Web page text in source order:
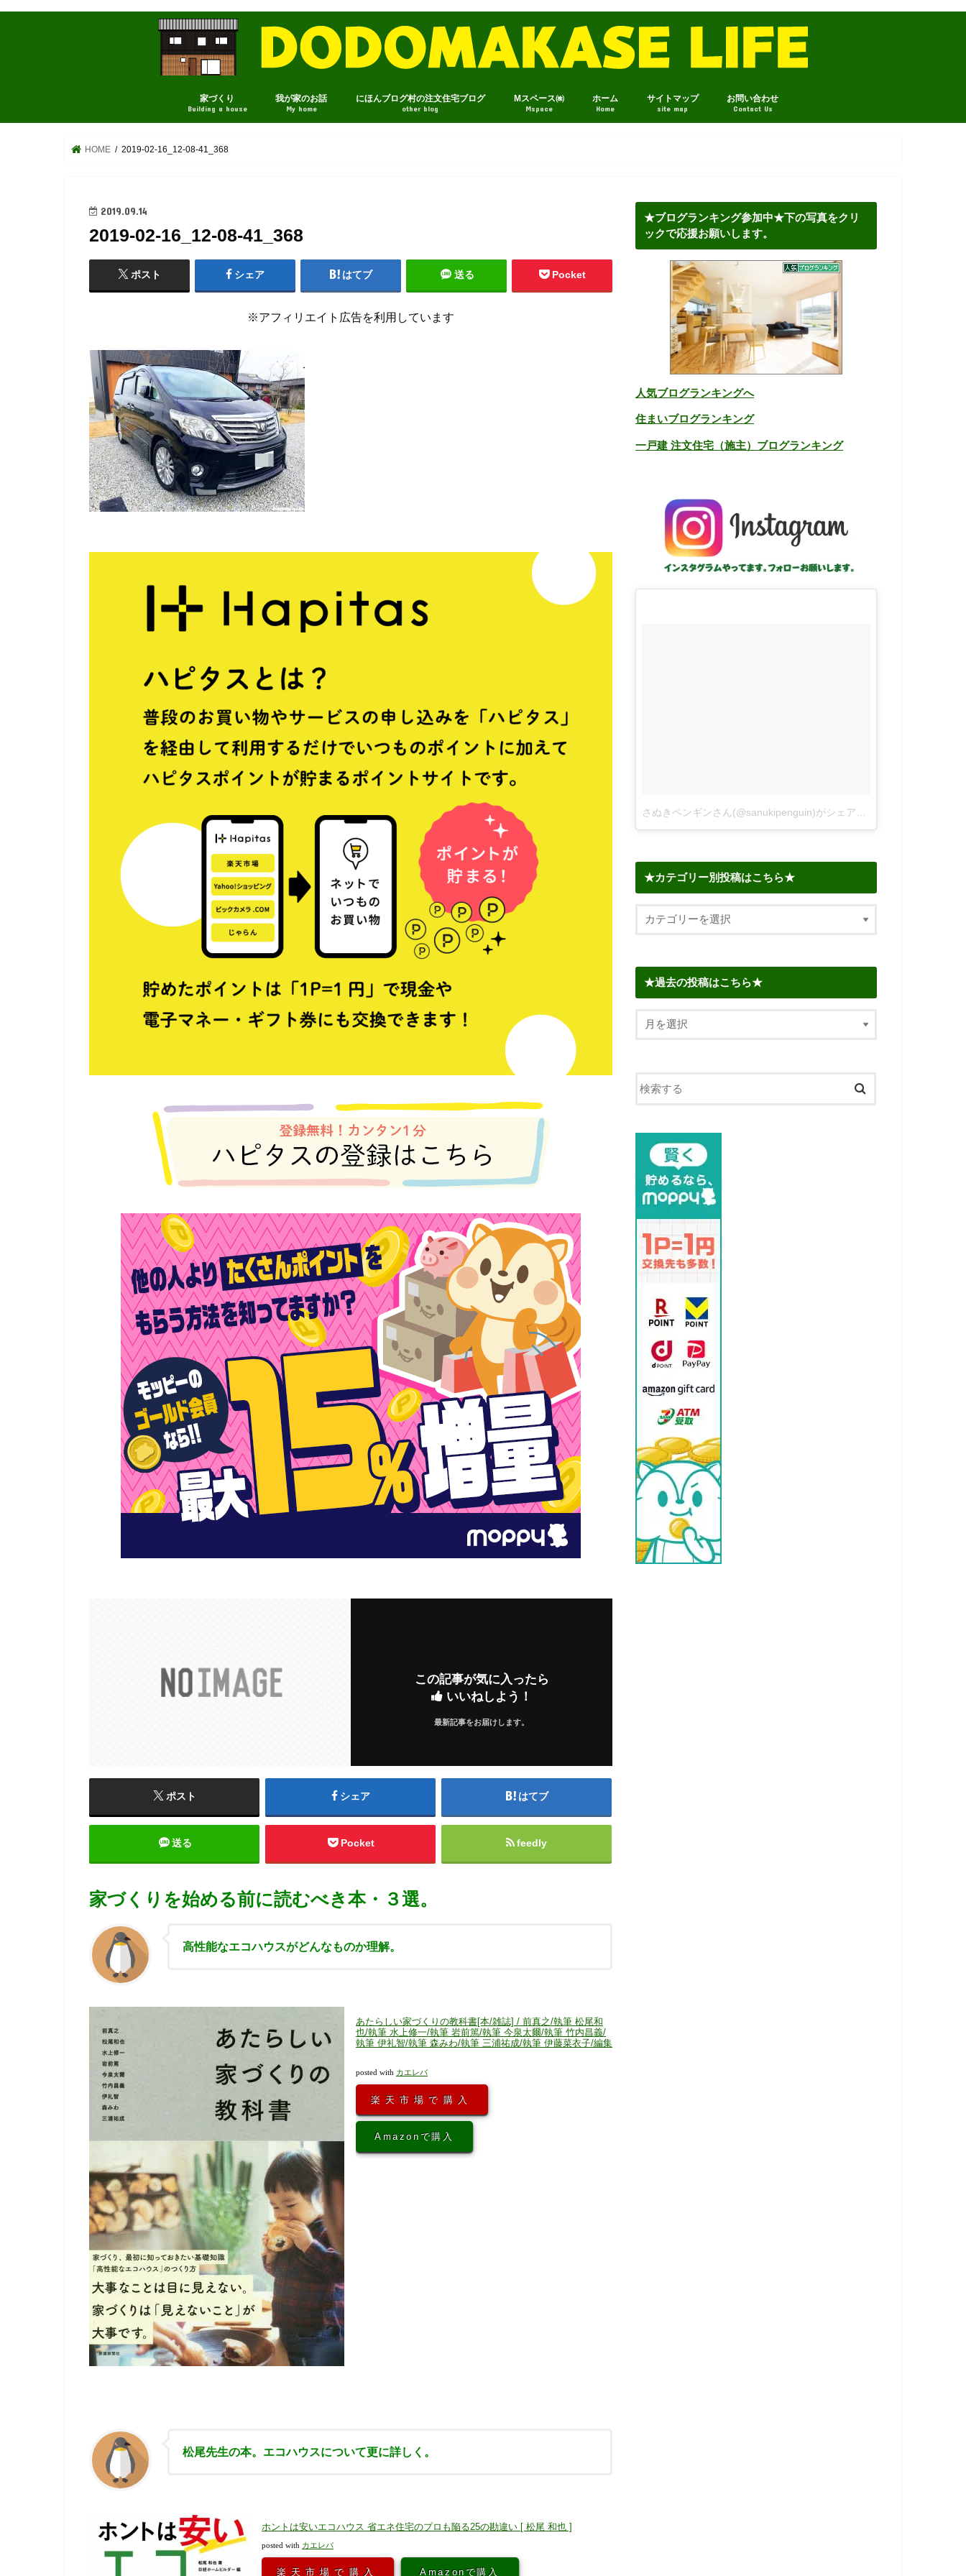
家づくり
Building a house
我が家のお話
My home
にほんブログ村の注文住宅ブログ
other blog
Mスペース㈱
Mspace
ホーム
Home
サイトマップ
site map
お問い合わせ
Contact Us
HOME 2019-02-16_12-08-41_368
2019.09.14
2019-02-16_12-08-41_368
ポスト シェア はてブ 送る Pocket
※アフィリエイト広告を利用しています
この記事が気に入ったら
いいねしよう！
最新記事をお届けします。
ポスト シェア はてブ
送る Pocket feedly
家づくりを始める前に読むべき本・３選。
高性能なエコハウスがどんなものか理解。
あたらしい家づくりの教科書[本/雑誌] / 前真之/執筆 松尾和
也/執筆 水上修一/執筆 岩前篤/執筆 今泉太爾/執筆 竹内昌義/
執筆 伊礼智/執筆 森みわ/執筆 三浦祐成/執筆 伊藤菜衣子/編集
posted with カエレバ
楽天市場で購入
Amazonで購入
松尾先生の本。エコハウスについて更に詳しく。
ホントは安いエコハウス 省エネ住宅のプロも陥る25の勘違い [ 松尾 和也 ]
posted with カエレバ
楽天市場で購入 Amazonで購入
★ブログランキング参加中★下の写真をクリ
ックで応援お願いします。
人気ブログランキングへ
住まいブログランキング
一戸建 注文住宅（施主）ブログランキング
★カテゴリー別投稿はこちら★
★過去の投稿はこちら★